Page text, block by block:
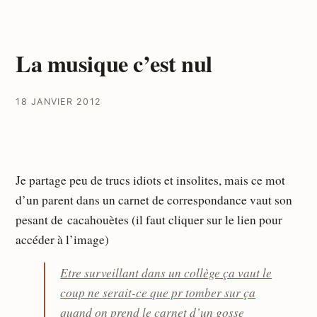
La musique c’est nul
18 JANVIER 2012
Je partage peu de trucs idiots et insolites, mais ce mot
d’un parent dans un carnet de correspondance vaut son
pesant de cacahouètes (il faut cliquer sur le lien pour
accéder à l’image)
Etre surveillant dans un collège ça vaut le
coup ne serait-ce que pr tomber sur ça
quand on prend le carnet d’un gosse